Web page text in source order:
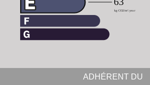
ADHÉRENT DU